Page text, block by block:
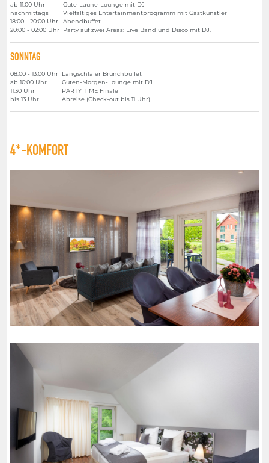
ab 11:00 Uhr
Gute-Laune-Lounge mit DJ
nachmittags
Vielfältiges Entertainmentprogramm mit Gastkünstler
18:00 - 20:00 Uhr
Abendbuffet
20:00 - 02:00 Uhr
Party auf zwei Areas: Live Band und Disco mit DJ.
SONNTAG
08:00 - 13:00 Uhr
Langschläfer Brunchbuffet
ab 10:00 Uhr
Guten-Morgen-Lounge mit DJ
11:30 Uhr
PARTY TIME Finale
bis 13 Uhr
Abreise (Check-out bis 11 Uhr)
4*-KOMFORT